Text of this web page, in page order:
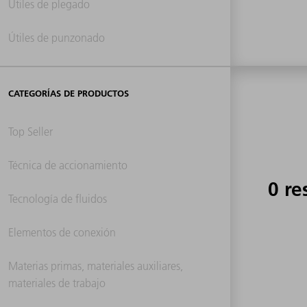
Útiles de plegado
Útiles de punzonado
CATEGORÍAS DE PRODUCTOS
Top Seller
Técnica de accionamiento
Tecnología de fluidos
Elementos de conexión
Materias primas, materiales auxiliares,
materiales de trabajo
0